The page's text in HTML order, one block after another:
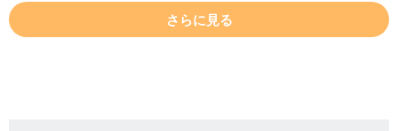
さらに見る